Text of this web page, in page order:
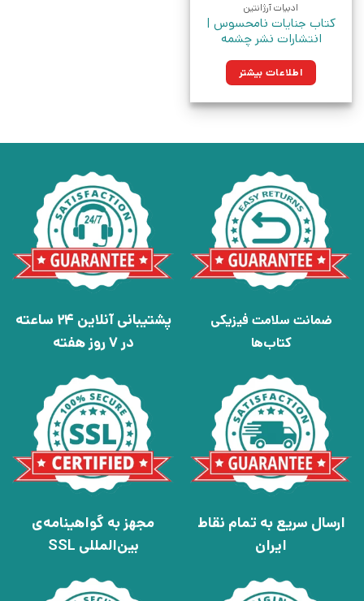
ادبیات آرژانتین
کتاب جنایات نامحسوس |
انتشارات نشر چشمه
اطلاعات بیشتر
ضمانت سلامت فیزیکی
کتاب‌ها
پشتیبانی آنلاین 24 ساعته
در 7 روز هفته
ارسال سریع به تمام نقاط
ایران
مجهز به گواهینامه‌ی
بین‌المللی SSL